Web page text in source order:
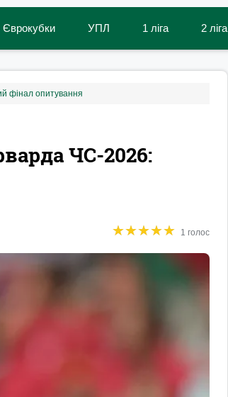
Єврокубки УПЛ 1 ліга 2 ліга
фінал опитування
ЧС-2026:
★★★★★
★★★★★ 1 голос